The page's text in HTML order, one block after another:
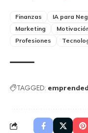
Finanzas IA para
Marketing
Profesiones
TAGGED: